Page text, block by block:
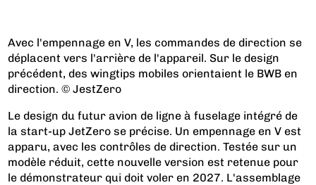
Avec l'empennage en V, les commandes de direction se
déplacent vers l'arrière de l'appareil. Sur le design
précédent, des wingtips mobiles orientaient le BWB en
direction. © JestZero
Le design du futur avion de ligne à fuselage intégré de
la start-up JetZero se précise. Un empennage en V est
apparu, avec les contrôles de direction. Testée sur un
modèle réduit, cette nouvelle version est retenue pour
le démonstrateur qui doit voler en 2027. L'assemblage